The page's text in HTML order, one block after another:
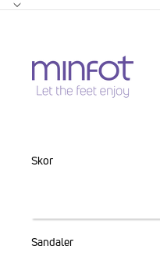
Skor
Sandaler